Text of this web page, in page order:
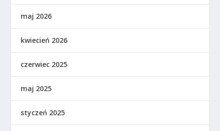
maj 2026
kwiecień 2026
czerwiec 2025
maj 2025
styczeń 2025